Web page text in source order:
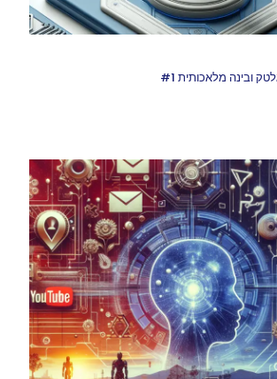
ובינה מלאכותית #1